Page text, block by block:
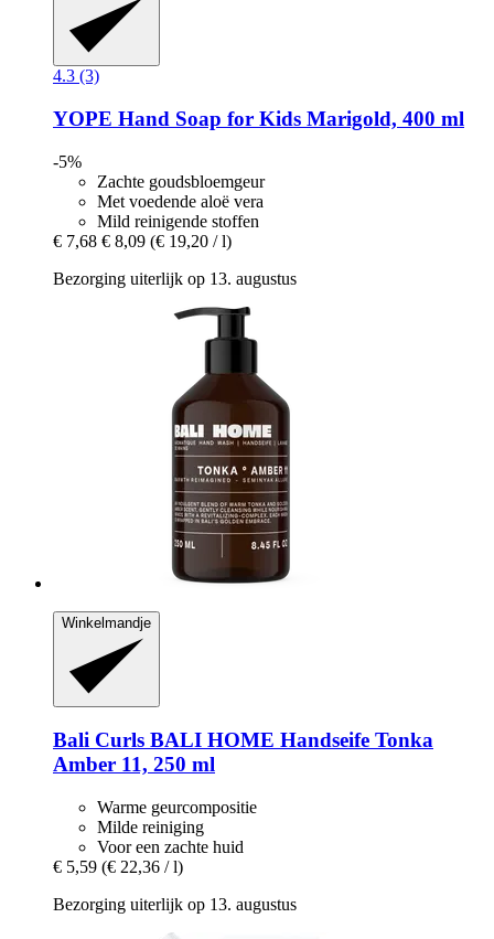
4.3 (3)
YOPE Hand Soap for Kids Marigold, 400 ml
-5%
Zachte goudsbloemgeur
Met voedende aloë vera
Mild reinigende stoffen
€ 7,68 € 8,09 (€ 19,20 / l)
Bezorging uiterlijk op 13. augustus
Winkelmandje
Bali Curls BALI HOME Handseife Tonka
Amber 11, 250 ml
Warme geurcompositie
Milde reiniging
Voor een zachte huid
€ 5,59 (€ 22,36 / l)
Bezorging uiterlijk op 13. augustus